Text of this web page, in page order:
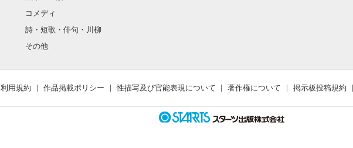
コメディ
詩・短歌・俳句・川柳
その他
利用規約 作品掲載ポリシー 性描写及び官能表現について 著作権について 掲示板投稿規約